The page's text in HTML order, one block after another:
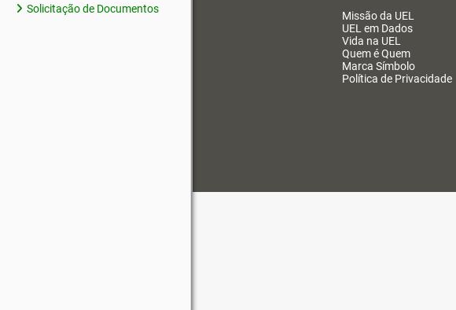
Solicitação de Documentos
Missão da UEL
UEL em Dados
Vida na UEL
Quem é Quem
Marca Símbolo
Política de Privacidade